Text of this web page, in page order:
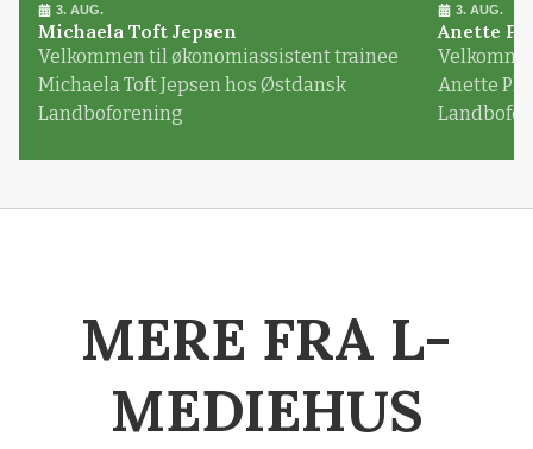
3. AUG.
Michaela Toft Jepsen
Velkommen til økonomiassistent trainee
Michaela Toft Jepsen hos Østdansk
Landboforening
3. AUG.
Anette
Anette
MERE FRA L-
MEDIEHUS